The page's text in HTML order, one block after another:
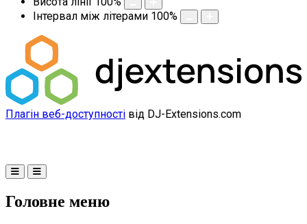
Інтервал між літерами 100%
Плагін веб-доступності від DJ-Extensions.com
Головне меню